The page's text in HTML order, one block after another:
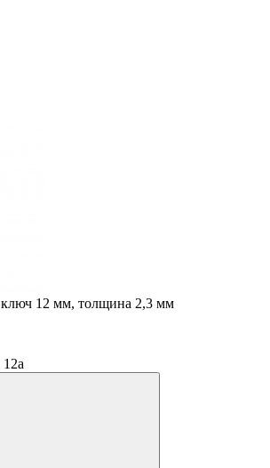
12 мм, толщина 2,3 мм
12a